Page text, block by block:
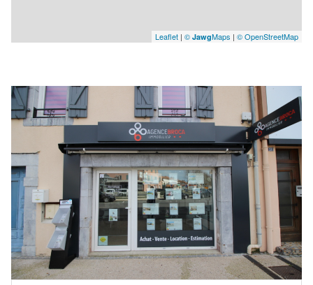
Leaflet | © JawgMaps | © OpenStreetMap